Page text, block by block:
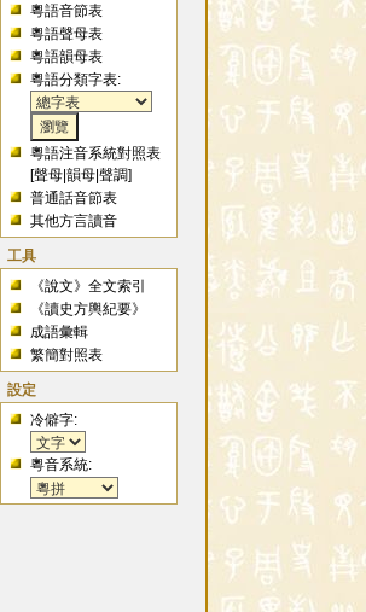
粵語音節表
粵語聲母表
粵語韻母表
粵語分類字表:
粵語注音系統對照表
[聲母 |韻母 |聲調]
普通話音節表
其他方言讀音
工具
《說文》全文索引
《讀史方輿紀要》
成語彙輯
繁簡對照表
設定
冷僻字:
粵音系統: